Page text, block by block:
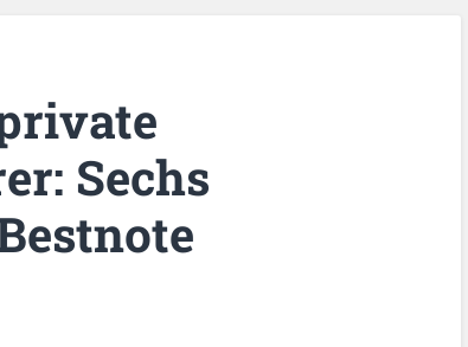
Sechs